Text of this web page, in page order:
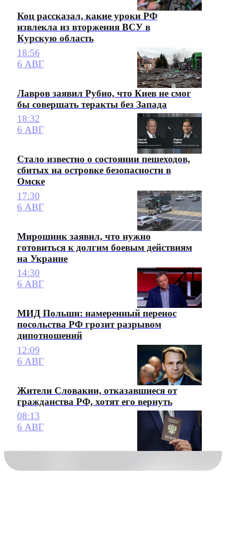
Коц рассказал, какие уроки РФ
извлекла из вторжения ВСУ в
Курскую область
18:56
6 АВГ
Лавров заявил Рубио, что Киев не смог
бы совершать теракты без Запада
18:32
6 АВГ
Стало известно о состоянии пешеходов,
сбитых на островке безопасности в
Омске
17:30
6 АВГ
Мирошник заявил, что нужно
готовиться к долгим боевым действиям
на Украине
14:30
6 АВГ
МИД Польши: намеренный перенос
посольства РФ грозит разрывом
дипотношений
12:09
6 АВГ
Жители Словакии, отказавшиеся от
гражданства РФ, хотят его вернуть
08:13
6 АВГ